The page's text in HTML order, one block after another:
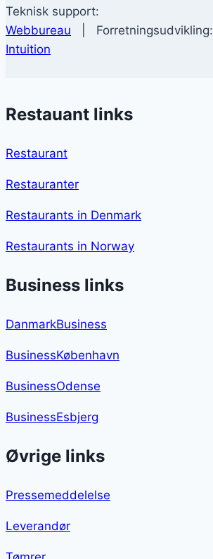
Teknisk support:
Webbureau | Forretningsudvikling:
Intuition
Restauant links
Restaurant
Restauranter
Restaurants in Denmark
Restaurants in Norway
Business links
DanmarkBusiness
BusinessKøbenhavn
BusinessOdense
BusinessEsbjerg
Øvrige links
Pressemeddelelse
Leverandør